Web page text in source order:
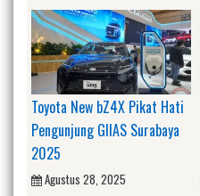
Toyota New bZ4X Pikat Hati
Pengunjung GIIAS Surabaya
2025
Agustus 28, 2025